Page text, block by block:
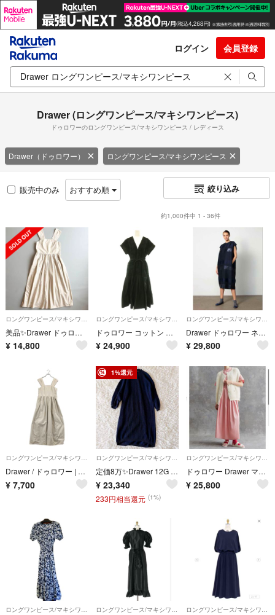
ログイン 会員登録
Drawer (ロングワンピース/マキシワンピース)
ドゥロワーのロングワンピース/マキシワンピース / レディース
Drawer（ドゥロワー） ロングワンピース/マキシワンピース
販売中のみ おすすめ順 絞り込み
約1,000件中 1 - 36件
ロングワンピース/マキシワンピース
美品✨Drawer ドゥロワー コットンツイルストラップドレス ベージュ 36
¥ 14,800
ロングワンピース/マキシワンピース
ドゥロワー コットン クロシェワンピース レースドレス ロング フレンチスリーブ
¥ 24,900
ロングワンピース/マキシワンピース
Drawer ドゥロワー ネイビー 透かし ボーダー コクーン ワンピース
¥ 29,800
ロングワンピース/マキシワンピース
Drawer / ドゥロワー | 2022SS | コットンツイル ストラップドレス | 36 | ベージュ | レディース
¥ 7,700
1%還元
ロングワンピース/マキシワンピース
定価8万✨Drawer 12G ウールカシミヤ クルーネック ニットワンピース
¥ 23,340
233円相当還元 (1%)
ロングワンピース/マキシワンピース
ドゥロワー Drawer マキシ丈ワンピース ピンク ピンストライプ サイズ38
¥ 25,800
ロングワンピース/マキシワンピース ロングワンピース/マキシワンピース ロングワンピース/マキシワンピース